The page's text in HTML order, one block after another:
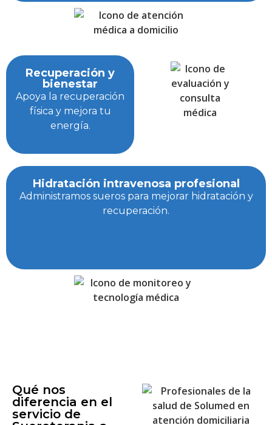
Recuperación y
bienestar
Apoya la recuperación
física y mejora tu
energía.
Hidratación intravenosa profesional
Administramos sueros para mejorar hidratación y
recuperación.
Qué nos
diferencia en el
servicio de